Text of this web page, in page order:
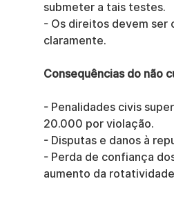
submeter a tais testes.
- Os direitos devem ser
claramente.
Consequências do não
- Penalidades civis
20.000 por violação.
- Disputas e danos à
- Perda de confiança
aumento da